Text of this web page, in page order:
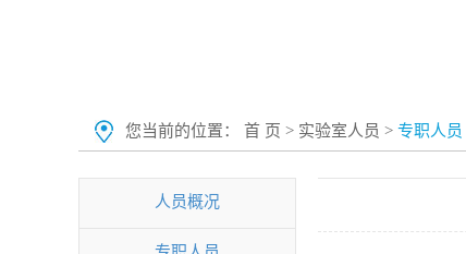
您当前的位置： 首 页 > 实验室人员 > 专职人员
人员概况